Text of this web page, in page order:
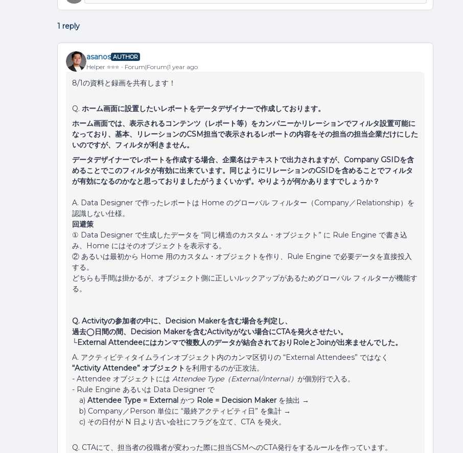
1 reply
asanos AUTHOR
Helper ⭐️⭐️⭐️ Forum|Forum|1 year ago
8/1の資料と録画を共有します！
Q. ホーム画面に設置したいレポートをデータデザイナーで作成しております。
ホーム画面では、表示されるコンテンツ（レポート等）をカンパニーかリレーションでフィルタ設置可能に
なっており、基本、リレーションのCSM担当で表示されるレポートの内容をその担当の担当企業だけにした
いのですが、フィルタが利きません。
データデザイナーでレポートを作成する場合、企業名はテキストで出力されますが、Company GSIDを含
めることでこのフィルタが有効に出来ています。同じようにリレーションのGSIDを含めることでフィルタ
が有効になるのかなと思っておりましたがうまくいかず。やりようが何かありますでしょうか？
A. Data Designer で作ったレポートは Home のグローバル フィルター（Company／Relationship）を
認識しない仕様。
回避策
① Data Designer で生成したデータを “同じ構造のカスタム・オブジェクト” に Rule Engine で書き込
み、Home にはそのオブジェクトを表示する。
② あるいは最初から Home 用のカスタム・オブジェクトを作り、Rule Engine で必要データを直接投入
する。
どちらも手間は掛かるが、オブジェクト側に正しいルックアップがあるためグローバル フィルターが機能す
る。
Q. Activityの参加者の中に、Decision Makerを含む場合を判定し、
過去◯日間の間、Decision Makerを含むActivityがない場合にCTAを発火させたい。
└External Attendeeにはカンマで複数人のデータが結合されておりRoleとJoinが出来ませんでした。
A. アクティビティタイムラインオブジェクト内のカンマ区切りの “External Attendees” ではなく
“Activity Attendee” オブジェクトを利用するのが正攻法。
- Attendee オブジェクトには Attendee Type（External/Internal） が個別行で入る。
- Rule Engine あるいは Data Designer で
a) Attendee Type = External かつ Role = Decision Makerを抽出 →
b) Company／Person 単位に “最終アクティビティ日” を集計 →
c) その日付が N 日より古い会社にフラグを立て、CTA を発火。
Q. CTAにて、担当者の役職者が変わった際に担当CSMへのCTA発行をするルールを作っています。